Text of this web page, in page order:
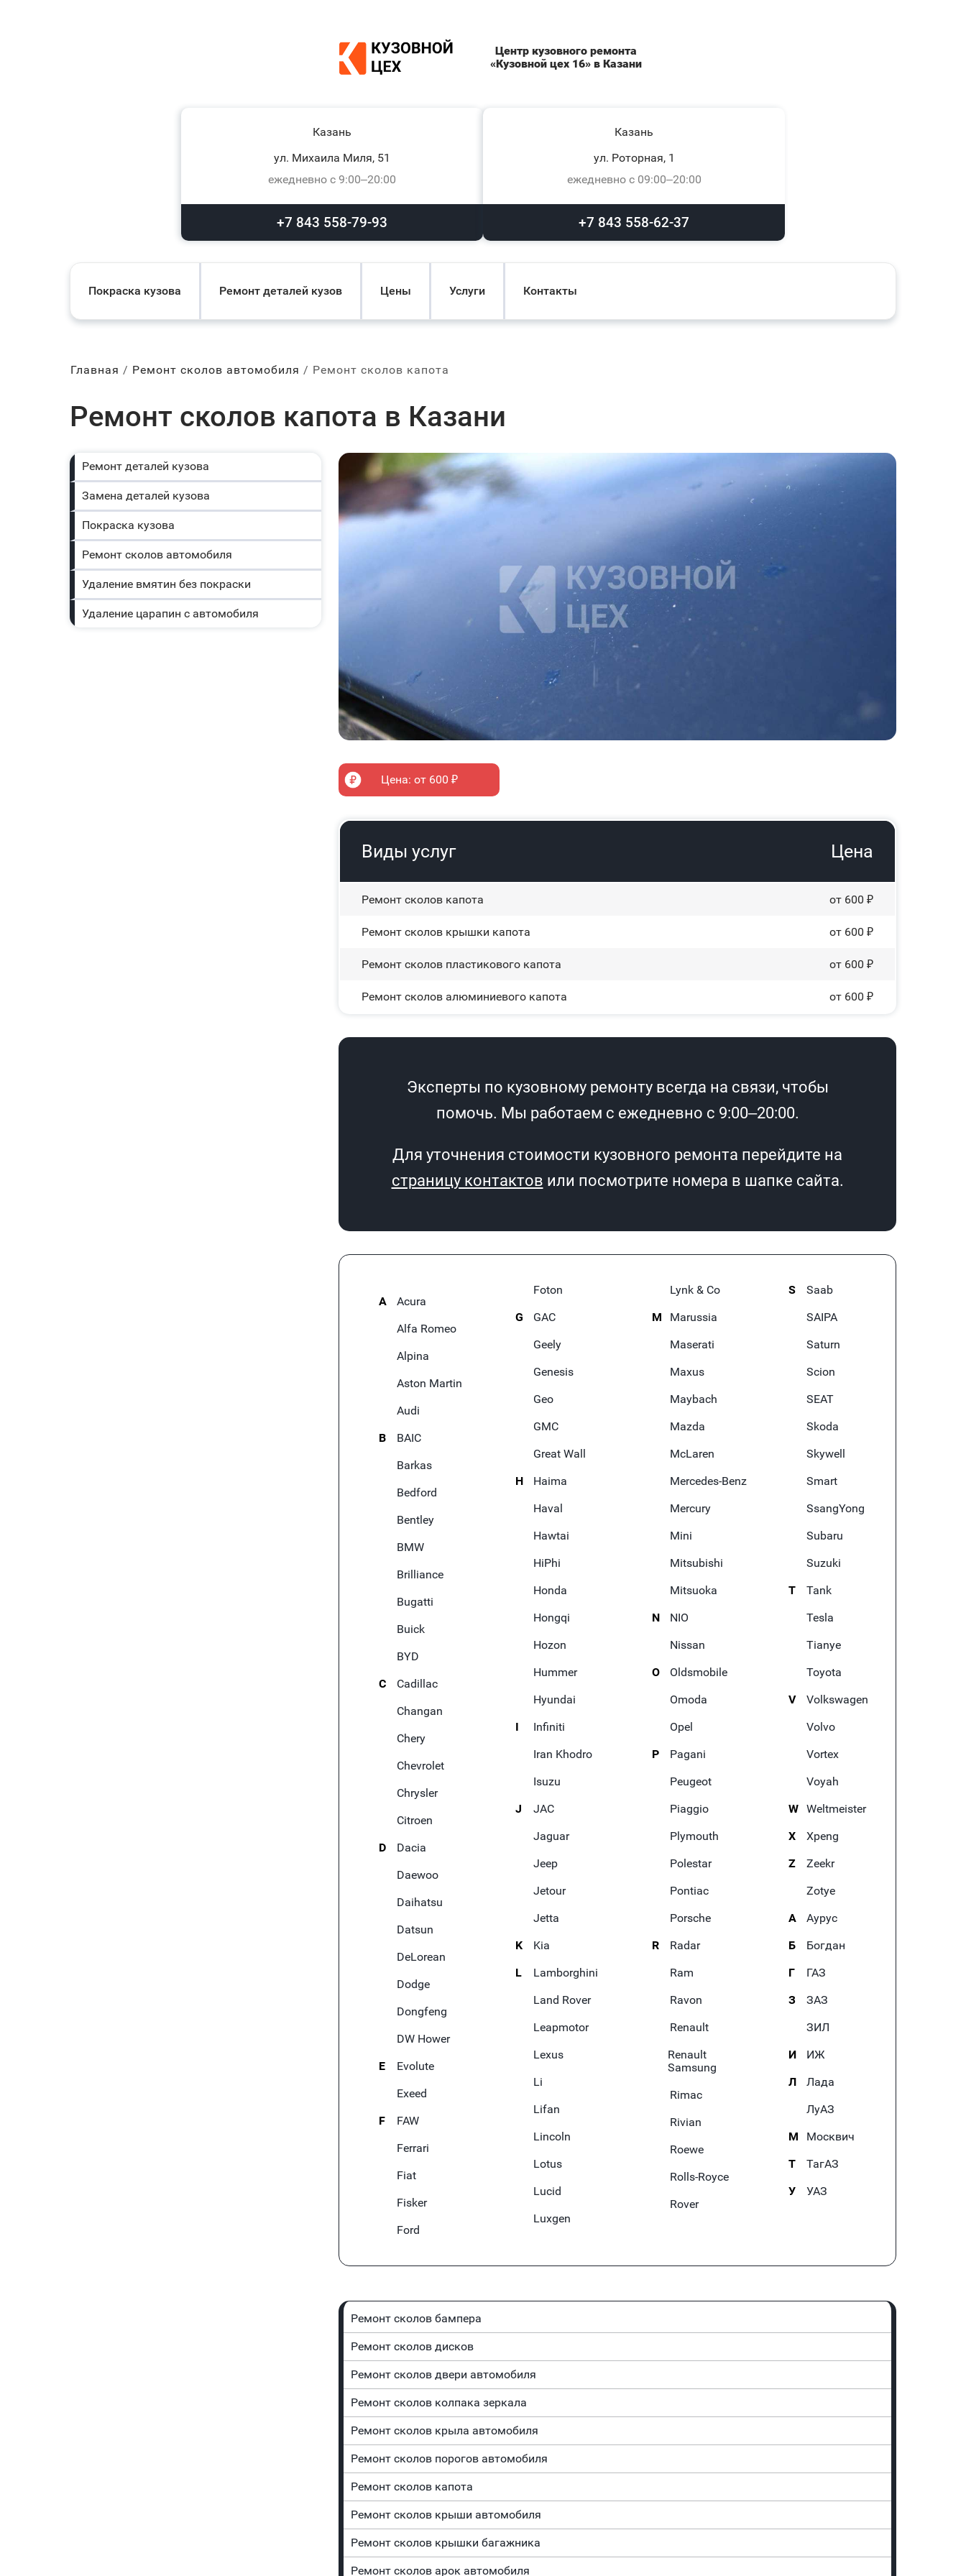
Центр кузовного ремонта
«Кузовной цех 16» в Казани
Казань
ул. Михаила Миля, 51
ежедневно с 9:00–20:00
+7 843 558-79-93
Казань
ул. Роторная, 1
ежедневно с 09:00–20:00
+7 843 558-62-37
Покраска кузова Ремонт деталей кузов Цены Услуги Контакты
Главная Ремонт сколов автомобиля Ремонт сколов капота
Ремонт сколов капота в Казани
Цена: от 600 ₽
Виды услуг Цена
Ремонт сколов капота от 600 ₽
Ремонт сколов крышки капота от 600 ₽
Ремонт сколов пластикового капота от 600 ₽
Ремонт сколов алюминиевого капота от 600 ₽
Эксперты по кузовному ремонту всегда на связи, чтобы
помочь. Мы работаем с ежедневно с 9:00–20:00.
Для уточнения стоимости кузовного ремонта перейдите на
страницу контактов или посмотрите номера в шапке сайта.
A
Acura
Alfa Romeo
Alpina
Aston Martin
Audi
B
BAIC
Barkas
Bedford
Bentley
BMW
Brilliance
Bugatti
Buick
BYD
C
Cadillac
Changan
Chery
Chevrolet
Chrysler
Citroen
D
Dacia
Daewoo
Daihatsu
Datsun
DeLorean
Dodge
Dongfeng
DW Hower
E
Evolute
Exeed
F
FAW
Ferrari
Fiat
Fisker
Ford
Foton
G
GAC
Geely
Genesis
Geo
GMC
Great Wall
H
Haima
Haval
Hawtai
HiPhi
Honda
Hongqi
Hozon
Hummer
Hyundai
I
Infiniti
Iran Khodro
Isuzu
J
JAC
Jaguar
Jeep
Jetour
Jetta
K
Kia
L
Lamborghini
Land Rover
Leapmotor
Lexus
Li
Lifan
Lincoln
Lotus
Lucid
Luxgen
Lynk & Co
M
Marussia
Maserati
Maxus
Maybach
Mazda
McLaren
Mercedes-Benz
Mercury
Mini
Mitsubishi
Mitsuoka
N
NIO
Nissan
O
Oldsmobile
Omoda
Opel
P
Pagani
Peugeot
Piaggio
Plymouth
Polestar
Pontiac
Porsche
R
Radar
Ram
Ravon
Renault
Renault
Samsung
Rimac
Rivian
Roewe
Rolls-Royce
Rover
S
Saab
SAIPA
Saturn
Scion
SEAT
Skoda
Skywell
Smart
SsangYong
Subaru
Suzuki
T
Tank
Tesla
Tianye
Toyota
V
Volkswagen
Volvo
Vortex
Voyah
W Weltmeister
X
Xpeng
Z
Zeekr
Zotye
А
Аурус
Б
Богдан
Г
ГАЗ
З
ЗАЗ
ЗИЛ
И
ИЖ
Л
Лада
ЛуАЗ
М
Москвич
Т
ТагАЗ
У
УАЗ
Ремонт сколов бампера
Ремонт сколов дисков
Ремонт сколов двери автомобиля
Ремонт сколов колпака зеркала
Ремонт сколов крыла автомобиля
Ремонт сколов порогов автомобиля
Ремонт сколов капота
Ремонт сколов крыши автомобиля
Ремонт сколов крышки багажника
Ремонт сколов арок автомобиля
Ремонт деталей кузова
Замена деталей кузова
Покраска кузова
Ремонт сколов автомобиля
Удаление вмятин без покраски
Удаление царапин с автомобиля